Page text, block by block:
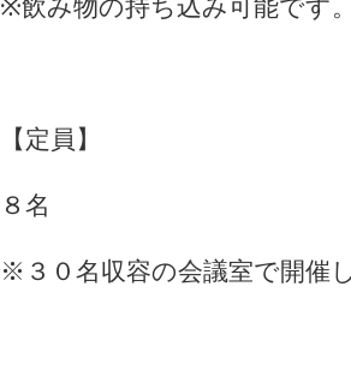
※飲み物の持ち込み可能です
【定員】
８名
※３０名収容の会議室で開催